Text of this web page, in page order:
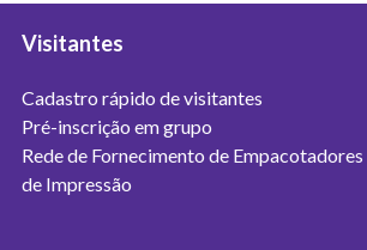
Visitantes
Cadastro rápido de visitantes
Pré-inscrição em grupo
Rede de Fornecimento de Empacotadores
de Impressão